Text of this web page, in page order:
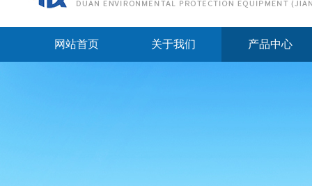
网站首页 关于我们 产品中心